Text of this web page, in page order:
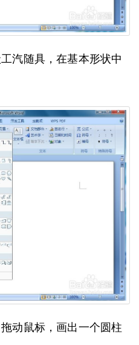
汽随具，在基本形状中
动鼠标，画出一个圆柱